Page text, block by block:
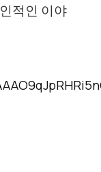
적인 이야